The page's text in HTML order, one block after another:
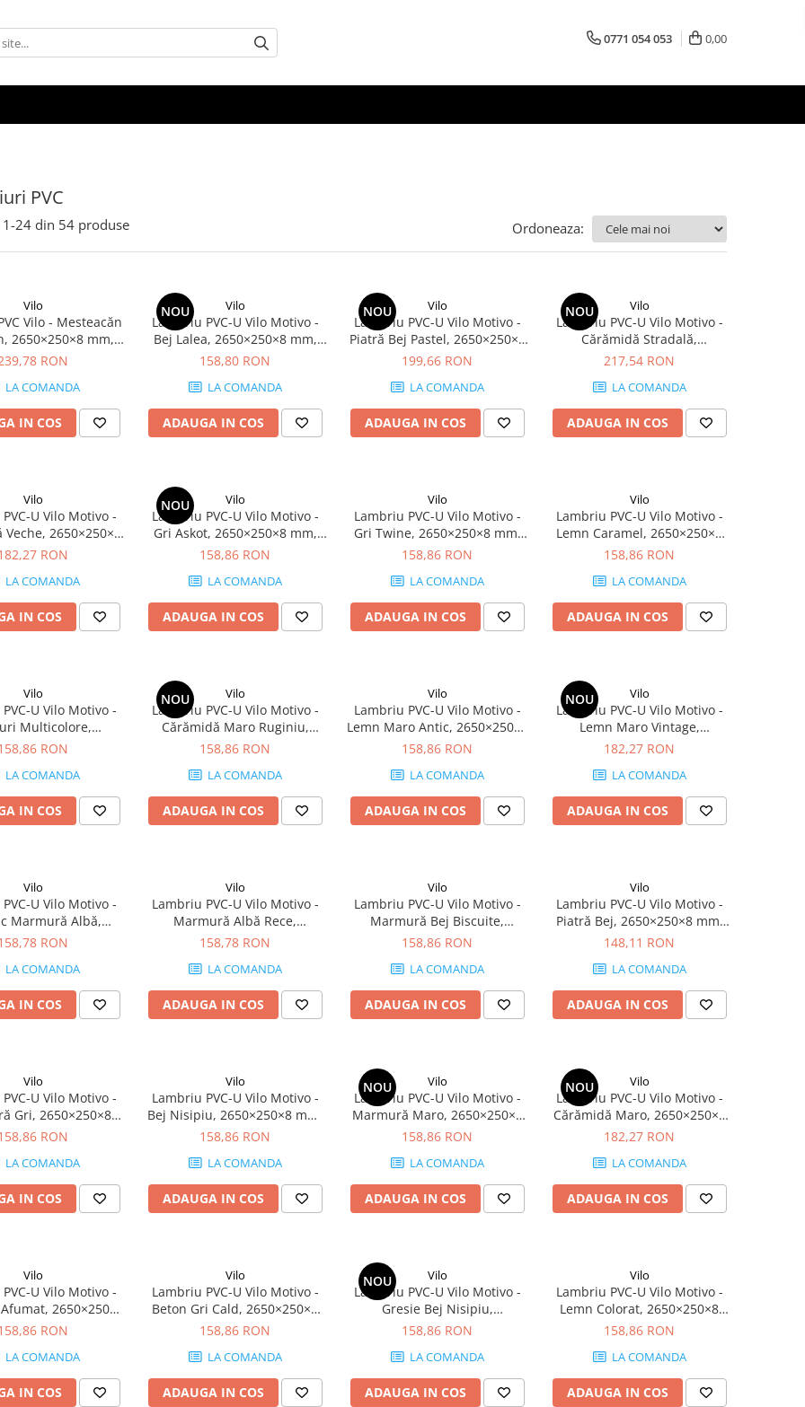
0771 054 053 0,00
PVC
1-24 din 54 produse Ordoneaza:
Vilo
Vilo - Mesteacăn
2650×250×8 mm,
cutie (4 bucăți)
RON
LA COMANDA
IN COS
NOU Vilo
Lambriu PVC-U Vilo Motivo -
Bej Lalea, 2650×250×8 mm,
2.65 mp/cutie (4 bucăți)
158,80 RON
LA COMANDA
ADAUGA IN COS
NOU Vilo
Lambriu PVC-U Vilo Motivo -
Piatră Bej Pastel, 2650×250×8
mm, 2.65 mp/cutie (4 bucăți)
199,66 RON
LA COMANDA
ADAUGA IN COS
NOU Vilo
Lambriu PVC-U Vilo Motivo -
Cărămidă Stradală,
2650×250×8 mm, 2.65
217,54 RON
LA COMANDA
ADAUGA IN COS
Vilo
U Vilo Motivo -
Veche, 2650×250×8
mp/cutie (4 bucăți)
RON
LA COMANDA
IN COS
NOU Vilo
Lambriu PVC-U Vilo Motivo -
Gri Askot, 2650×250×8 mm,
2.65 mp/cutie (4 bucăți)
158,86 RON
LA COMANDA
ADAUGA IN COS
Vilo
Lambriu PVC-U Vilo Motivo -
Gri Twine, 2650×250×8 mm,
2.65 mp/cutie (4 bucăți)
158,86 RON
LA COMANDA
ADAUGA IN COS
Vilo
Lambriu PVC-U Vilo Motivo -
Lemn Caramel, 2650×250×8
mm, 2.65 mp/cutie (4 bucăți)
158,86 RON
LA COMANDA
ADAUGA IN COS
Vilo
U Vilo Motivo -
Multicolore,
mm, 2.65
RON
LA COMANDA
IN COS
NOU Vilo
Lambriu PVC-U Vilo Motivo -
Cărămidă Maro Ruginiu,
2650×250×8 mm, 2.65
158,86 RON
LA COMANDA
ADAUGA IN COS
Vilo
Lambriu PVC-U Vilo Motivo -
Lemn Maro Antic, 2650×250×8
mm, 2.65 mp/cutie (4 bucăți)
158,86 RON
LA COMANDA
ADAUGA IN COS
NOU Vilo
Lambriu PVC-U Vilo Motivo -
Lemn Maro Vintage,
2650×250×8 mm, 2.65
182,27 RON
LA COMANDA
ADAUGA IN COS
Vilo
U Vilo Motivo -
Marmură Albă,
mm, 2.65
RON
LA COMANDA
IN COS
Vilo
Lambriu PVC-U Vilo Motivo -
Marmură Albă Rece,
2650×250×8 mm, 2.65
158,78 RON
LA COMANDA
ADAUGA IN COS
Vilo
Lambriu PVC-U Vilo Motivo -
Marmură Bej Biscuite,
2650×250×8 mm, 2.65
158,86 RON
LA COMANDA
ADAUGA IN COS
Vilo
Lambriu PVC-U Vilo Motivo -
Piatră Bej, 2650×250×8 mm,
2.65 mp/cutie (4 bucăți)
148,11 RON
LA COMANDA
ADAUGA IN COS
Vilo
U Vilo Motivo -
Gri, 2650×250×8
mp/cutie (4 bucăți)
RON
LA COMANDA
IN COS
Vilo
Lambriu PVC-U Vilo Motivo -
Bej Nisipiu, 2650×250×8 mm,
2.65 mp/cutie (4 bucăți)
158,86 RON
LA COMANDA
ADAUGA IN COS
NOU Vilo
Lambriu PVC-U Vilo Motivo -
Marmură Maro, 2650×250×8
mm, 2.65 mp/cutie (4 bucăți)
158,86 RON
LA COMANDA
ADAUGA IN COS
NOU Vilo
Lambriu PVC-U Vilo Motivo -
Cărămidă Maro, 2650×250×8
mm, 2.65 mp/cutie (4 bucăți)
182,27 RON
LA COMANDA
ADAUGA IN COS
Vilo
U Vilo Motivo -
2650×250×8
mp/cutie (4 bucăți)
RON
LA COMANDA
IN COS
Vilo
Lambriu PVC-U Vilo Motivo -
Beton Gri Cald, 2650×250×8
mm, 2.65 mp/cutie (4 bucăți)
158,86 RON
LA COMANDA
ADAUGA IN COS
NOU Vilo
Lambriu PVC-U Vilo Motivo -
Gresie Bej Nisipiu,
2650×250×8 mm, 2.65
158,86 RON
LA COMANDA
ADAUGA IN COS
Vilo
Lambriu PVC-U Vilo Motivo -
Lemn Colorat, 2650×250×8
mm, 2.65 mp/cutie (4 bucăți)
158,86 RON
LA COMANDA
ADAUGA IN COS